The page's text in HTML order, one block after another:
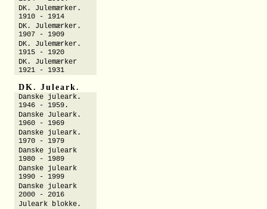
DK. Julemærker.
1910 - 1914
DK. Julemærker.
1907 - 1909
DK. Julemærker.
1915 - 1920
DK. Julemærker
1921 - 1931
DK. Juleark.
Danske juleark.
1946 - 1959.
Danske Juleark.
1960 - 1969
Danske juleark.
1970 - 1979
Danske juleark
1980 - 1989
Danske juleark
1990 - 1999
Danske juleark
2000 - 2016
Juleark blokke.